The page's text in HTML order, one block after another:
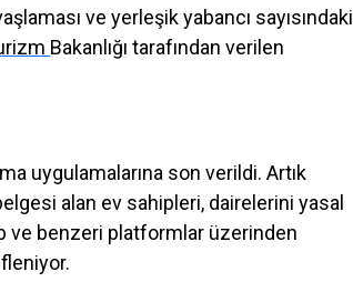
ve yerleşik yabancı sayısındaki
Bakanlığı tarafından verilen
uygulamalarına son verildi. Artık
alan ev sahipleri, dairelerini yasal
ve benzeri platformlar üzerinden